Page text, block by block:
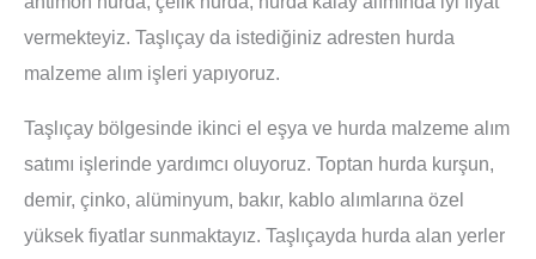
vermekteyiz. Taşlıçay da istediğiniz adresten hurda
malzeme alım işleri yapıyoruz.
Taşlıçay bölgesinde ikinci el eşya ve hurda malzeme alım
satımı işlerinde yardımcı oluyoruz. Toptan hurda kurşun,
demir, çinko, alüminyum, bakır, kablo alımlarına özel
yüksek fiyatlar sunmaktayız. Taşlıçayda hurda alan yerler